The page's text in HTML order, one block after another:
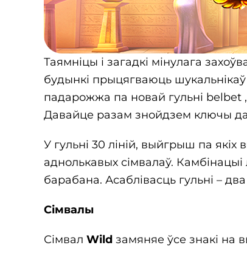
Таямніцы і загадкі мінулага
будынкі прыцягваюць
падарожжа па новай гульні belbet
Давайце разам знойдзем ключы да
У гульні 30 ліній, выйгрыш па
аднолькавых сімвалаў.
барабана. Асаблівасць гульні –
Сімвалы
Сімвал Wild замяняе ўсе знакі на